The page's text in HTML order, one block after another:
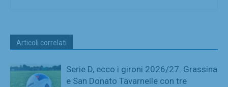
Articoli correlati
Serie D, ecco i gironi 2026/27. Grassina
e San Donato Tavarnelle con tre